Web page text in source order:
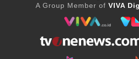
A Group Member of VIVA